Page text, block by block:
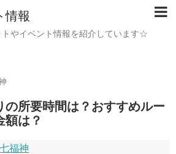
情報
やイベント情報を紹介しています☆
の所要時間は？おすすめルー
額は？
福神